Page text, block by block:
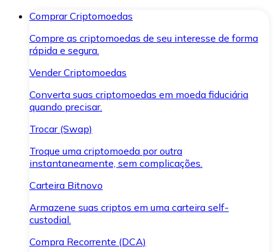
Comprar Criptomoedas
Compre as criptomoedas de seu interesse de forma
rápida e segura.
Vender Criptomoedas
Converta suas criptomoedas em moeda fiduciária
quando precisar.
Trocar (Swap)
Troque uma criptomoeda por outra
instantaneamente, sem complicações.
Carteira Bitnovo
Armazene suas criptos em uma carteira self-
custodial.
Compra Recorrente (DCA)